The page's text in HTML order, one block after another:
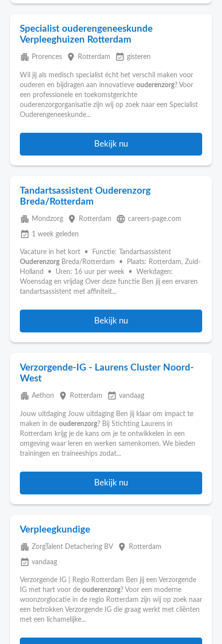
Specialist ouderengeneeskunde
Verpleeghuizen Rotterdam
apartment Prorences place Rotterdam event_available gisteren
Wil jij als medisch specialist écht het verschil maken voor
ouderen en bijdragen aan innovatieve ouderenzorg? Voor
een professionele en toekomstgerichte
ouderenzorgorganisatie zijn wij op zoek naar een Specialist
Ouderengeneeskunde...
Bekijk nu
Tandartsassistent Ouderenzorg
Breda/Rotterdam
apartment Mondzorg place Rotterdam language careers-page.com
event_available 1 week geleden
Vacature in het kort • Functie: Tandartsassistent
Ouderenzorg Breda/Rotterdam • Plaats: Rotterdam, Zuid-
Holland • Uren: 16 uur per week • Werkdagen:
Woensdag en vrijdag Over deze functie Ben jij een ervaren
tandartsassistent met affiniteit...
Bekijk nu
Verzorgende-IG - Laurens Cluster Noord-
West
apartment Aethon place Rotterdam event_available vandaag
Jouw uitdaging Jouw uitdaging Ben jij klaar om impact te
maken in de ouderenzorg? Bij Stichting Laurens in
Rotterdam krijg je de kans om je te ontwikkelen in een
omgeving waar leren en werken samenkomen. We bieden
trainingen en traineeships zodat...
Bekijk nu
Verpleegkundige
apartment ZorgTalent Detachering BV place Rotterdam
event_available vandaag
Verzorgende IG | Regio Rotterdam Ben jij een Verzorgende
IG met hart voor de ouderenzorg? Voor een moderne
woonzorglocatie in de regio Rotterdam zijn wij op zoek naar
een betrokken Verzorgende IG die graag werkt met cliënten
met een lichamelijke...